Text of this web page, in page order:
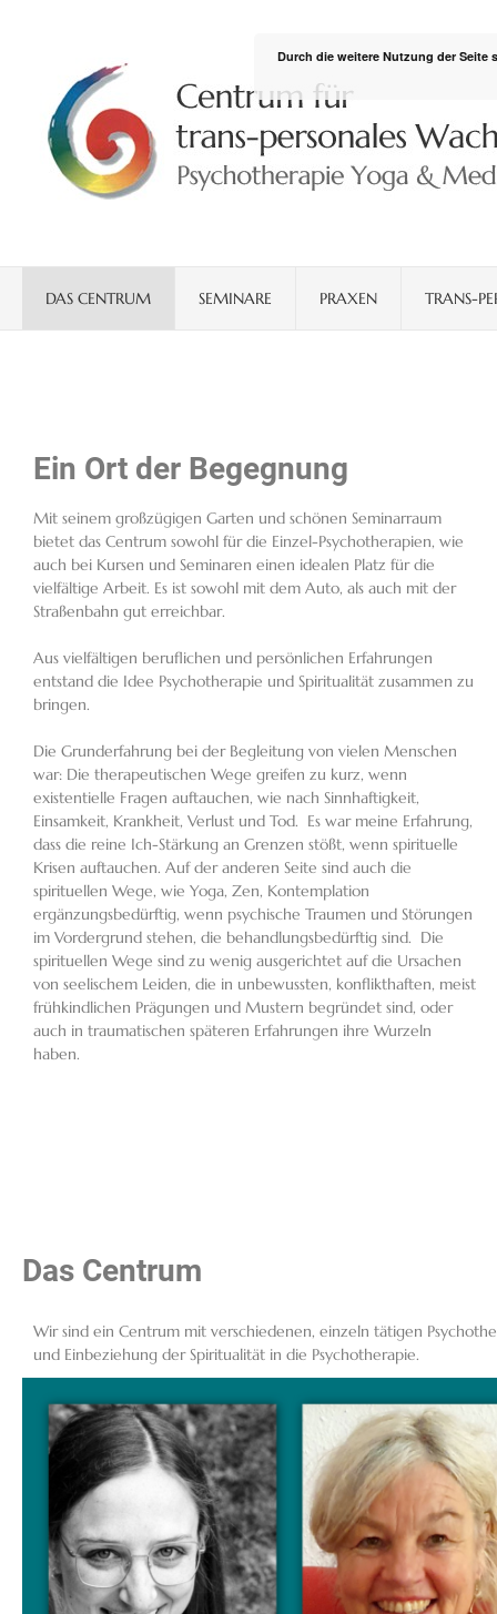
DAS CENTRUM SEMINARE PRAXEN TRANS-
Ein Ort der Begegnung
Mit seinem großzügigen Garten und schönen Seminarraum
bietet das Centrum sowohl für die Einzel-Psychotherapien, wie
auch bei Kursen und Seminaren einen idealen Platz für die
vielfältige Arbeit. Es ist sowohl mit dem Auto, als auch mit der
Straßenbahn gut erreichbar.
Aus vielfältigen beruflichen und persönlichen Erfahrungen
entstand die Idee Psychotherapie und Spiritualität zusammen zu
bringen.
Die Grunderfahrung bei der Begleitung von vielen Menschen
war: Die therapeutischen Wege greifen zu kurz, wenn
existentielle Fragen auftauchen, wie nach Sinnhaftigkeit,
Einsamkeit, Krankheit, Verlust und Tod. Es war meine Erfahrung,
dass die reine Ich-Stärkung an Grenzen stößt, wenn spirituelle
Krisen auftauchen. Auf der anderen Seite sind auch die
spirituellen Wege, wie Yoga, Zen, Kontemplation
ergänzungsbedürftig, wenn psychische Traumen und Störungen
im Vordergrund stehen, die behandlungsbedürftig sind. Die
spirituellen Wege sind zu wenig ausgerichtet auf die Ursachen
von seelischem Leiden, die in unbewussten, konflikthaften, meist
frühkindlichen Prägungen und Mustern begründet sind, oder
auch in traumatischen späteren Erfahrungen ihre Wurzeln
haben.
Das Centrum
Wir sind ein Centrum mit verschiedenen, einzeln tätigen
und Einbeziehung der Spiritualität in die Psychotherapie.
Durch die weitere Nutzung der